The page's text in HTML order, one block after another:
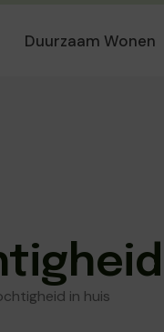
Duurzaam Wonen
in huis